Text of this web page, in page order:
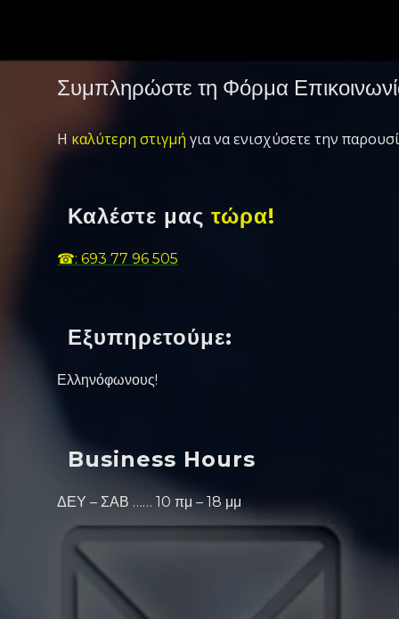
Συμπληρώστε τη Φόρμα
Η καλύτερη στιγμή για να ενισχύσετε την
Καλέστε μας τώρα!
☎: 693 77 96 505
Εξυπηρετούμε:
Ελληνόφωνους!
Business Hours
ΔΕΥ – ΣΑΒ …… 10 πμ – 18 μμ